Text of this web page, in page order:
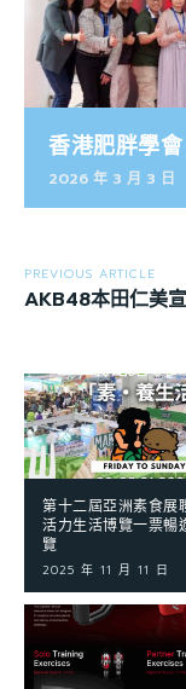
香港肥胖學
2026 年 3 月 3 日
PREVIOUS ARTICLE
AKB48本田仁美
第十二屆亞洲素食展
活力生活博覽一票暢
覽
2025 年 11 月 11 日